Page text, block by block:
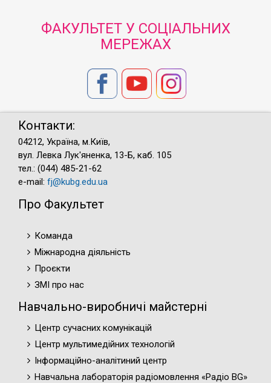
ФАКУЛЬТЕТ У СОЦІАЛЬНИХ
МЕРЕЖАХ
Контакти:
04212, Україна, м.Київ,
вул. Левка Лук'яненка, 13-Б, каб. 105
тел.: (044) 485-21-62
e-mail: fj@kubg.edu.ua
Про Факультет
Команда
Міжнародна діяльність
Проєкти
ЗМІ про нас
Навчально-виробничі майстерні
Центр сучасних комунікацій
Центр мультимедійних технологій
Інформаційно-аналітиний центр
Навчальна лабораторія радіомовлення «Радіо BG»